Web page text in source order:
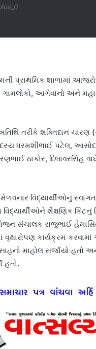
પ્રાથમિક શાળામાં
આગેવાનો અને
તરીકે શક્તિદાન ચારણ
ધરમશીભાઈ પટેલ,
ઠાકોર, દિલાવરસિંહ
વિદ્યાર્થીઓનું
વિદ્યાર્થીઓને શૈક્ષણિક
સંચાલક રાજુભાઈ
કાર્યક્રમ
માહોલ સર્જાયો
હતો.